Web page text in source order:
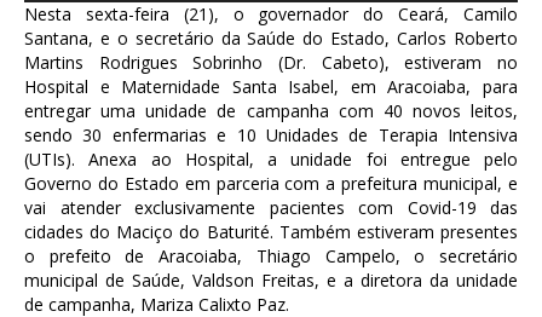
Nesta sexta-feira (21), o governador do Ceará, Camilo
Santana, e o secretário da Saúde do Estado, Carlos Roberto
Martins Rodrigues Sobrinho (Dr. Cabeto), estiveram no
Hospital e Maternidade Santa Isabel, em Aracoiaba, para
entregar uma unidade de campanha com 40 novos leitos,
sendo 30 enfermarias e 10 Unidades de Terapia Intensiva
(UTIs). Anexa ao Hospital, a unidade foi entregue pelo
Governo do Estado em parceria com a prefeitura municipal, e
vai atender exclusivamente pacientes com Covid-19 das
cidades do Maciço do Baturité. Também estiveram presentes
o prefeito de Aracoiaba, Thiago Campelo, o secretário
municipal de Saúde, Valdson Freitas, e a diretora da unidade
de campanha, Mariza Calixto Paz.